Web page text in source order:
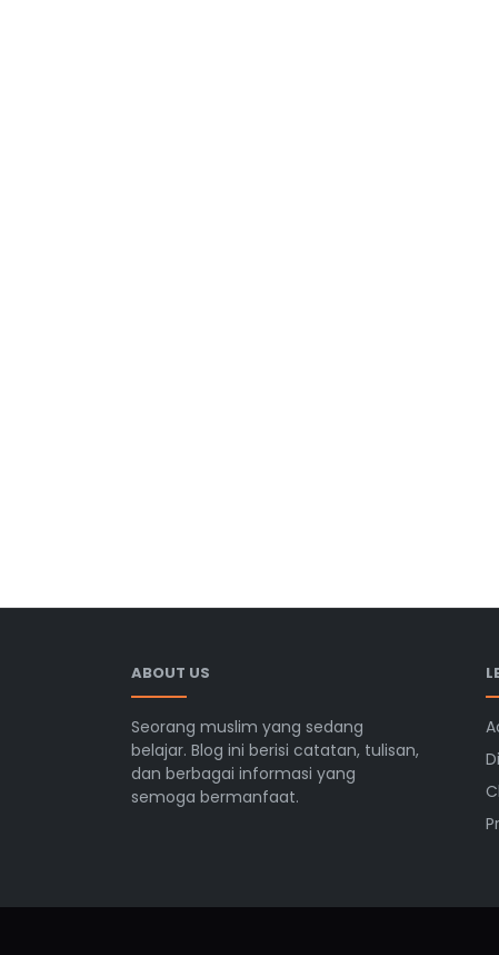
ABOUT US
Seorang muslim yang sedang
belajar. Blog ini berisi catatan, tulisan,
dan berbagai informasi yang
semoga bermanfaat.